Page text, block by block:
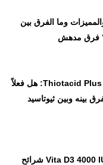
وما الفرق بين
فرق مدهش
ثيوتاسيد بلس اكس ار Thiotacid Plus XR: هل فعلاً
بينه وبين ثيوتاسيد
فيتا د3 4000 وحدة دولية Vita D3 4000 IU شرائح